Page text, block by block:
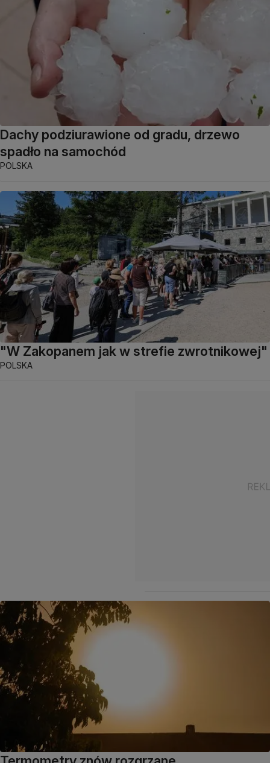
Dachy podziurawione od gradu, drzewo
spadło na samochód
POLSKA
"W Zakopanem jak w strefie zwrotnikowej"
POLSKA